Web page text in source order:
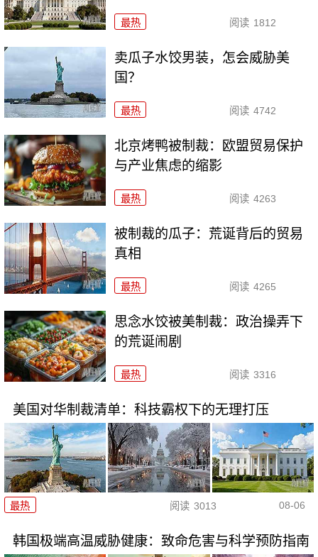
最热 阅读 1812
卖瓜子水饺男装，怎会威胁美
国？
最热 阅读 4742
北京烤鸭被制裁：欧盟贸易保护
与产业焦虑的缩影
最热 阅读 4263
被制裁的瓜子：荒诞背后的贸易
真相
最热 阅读 4265
思念水饺被美制裁：政治操弄下
的荒诞闹剧
最热 阅读 3316
美国对华制裁清单：科技霸权下的无理打压
最热 阅读 3013 08-06
韩国极端高温威胁健康：致命危害与科学预防指南